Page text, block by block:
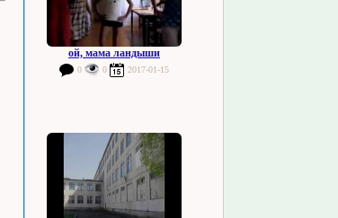
ой, мама ландыши
0 0 2017-01-15